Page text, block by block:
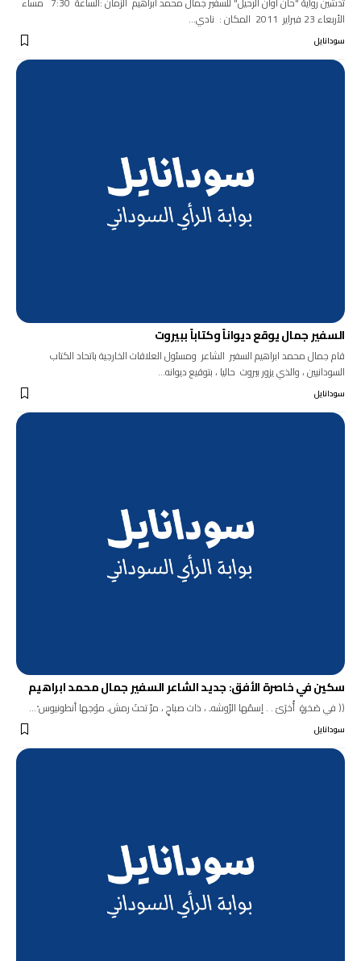
الأربعاء 23 فبراير 2011 المكان : نادي…
سودانايل
السفير جمال يوقع ديواناً وكتاباً ببيروت
قام جمال محمد ابراهيم السفير الشاعر ومسئول العلاقات الخارجية باتحاد الكتاب
السودانيين ، والذي يزور بيروت حاليا ، بتوقيع ديوانه…
سودانايل
سكين في خاصرة الأفق: جديد الشاعر السفير جمال محمد ابراهيم
(( في صَخرةٍ أُخرَىَ . . إسمُها الرّوشه ِ ، ذات صباحٍ ، مرّ تحتَ رمش ِ موْجها أنطونيوس ْ…
سودانايل